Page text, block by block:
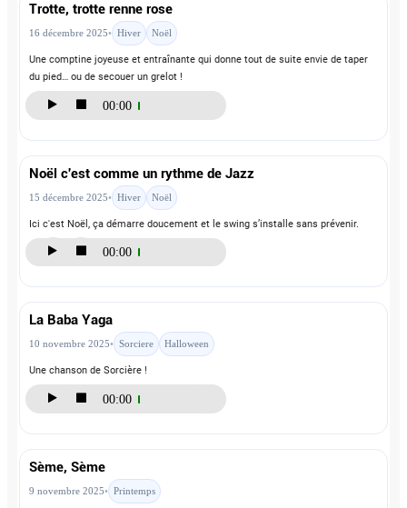
Trotte, trotte renne rose
16 décembre 2025• Hiver Noël
Une comptine joyeuse et entraînante qui donne tout de suite envie de taper
du pied… ou de secouer un grelot !
00:00
Noël c'est comme un rythme de Jazz
15 décembre 2025• Hiver Noël
Ici c'est Noël, ça démarre doucement et le swing s’installe sans prévenir.
00:00
La Baba Yaga
10 novembre 2025• Sorciere Halloween
Une chanson de Sorcière !
00:00
Sème, Sème
9 novembre 2025• Printemps